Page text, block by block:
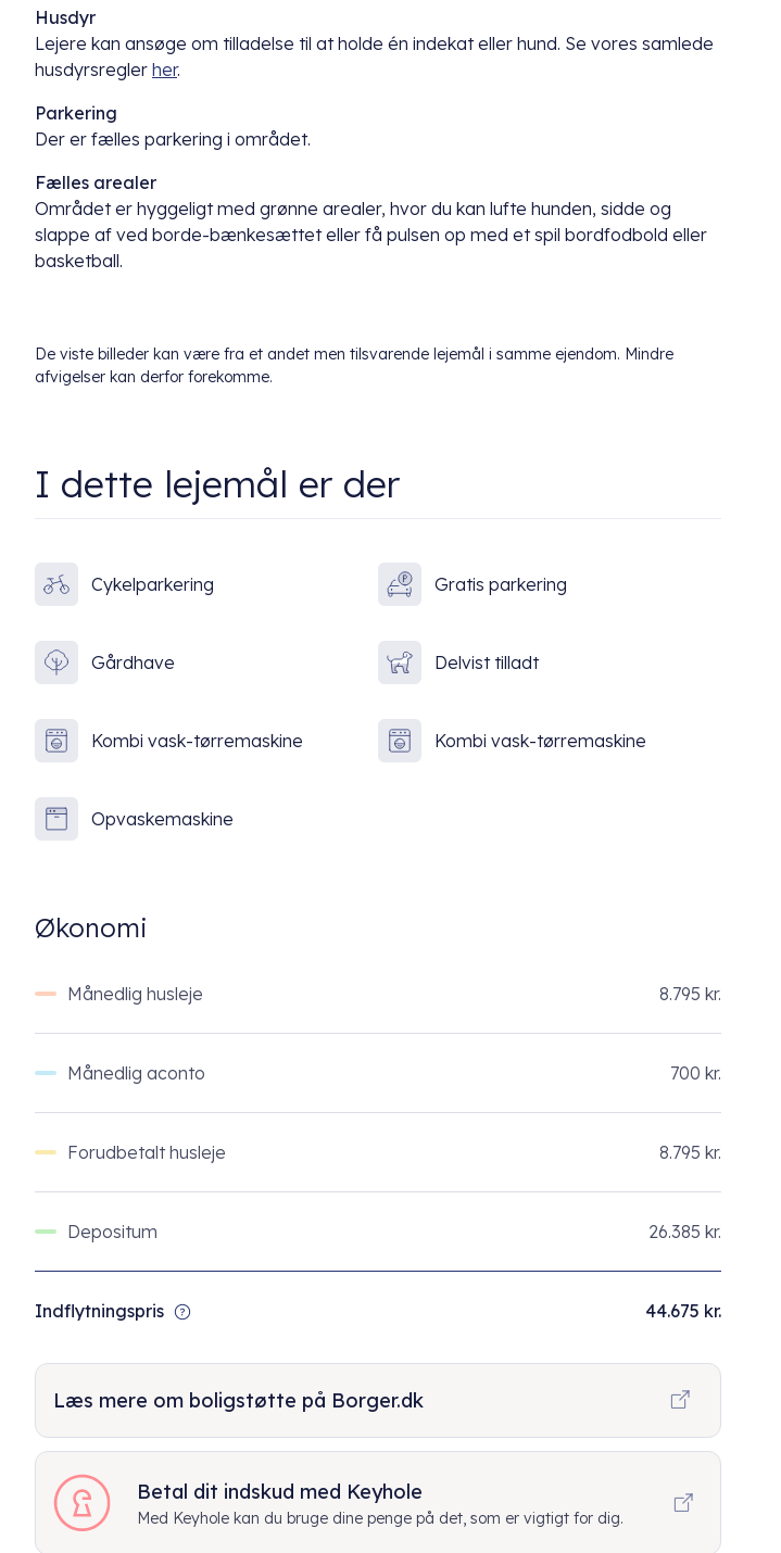
Husdyr
Lejere kan ansøge om tilladelse til at holde én indekat eller hund. Se vores samlede
husdyrsregler her.
Parkering
Der er fælles parkering i området.
Fælles arealer
Området er hyggeligt med grønne arealer, hvor du kan lufte hunden, sidde og
slappe af ved borde-bænkesættet eller få pulsen op med et spil bordfodbold eller
basketball.
De viste billeder kan være fra et andet men tilsvarende lejemål i samme ejendom. Mindre
afvigelser kan derfor forekomme.
I dette lejemål er der
Cykelparkering Gratis parkering
Gårdhave Delvist tilladt
Kombi vask-tørremaskine Kombi vask-tørremaskine
Opvaskemaskine
Økonomi
Månedlig husleje 8.795 kr.
Månedlig aconto 700 kr.
Forudbetalt husleje 8.795 kr.
Depositum 26.385 kr.
Indflytningspris 44.675 kr.
Læs mere om boligstøtte på Borger.dk
Betal dit indskud med Keyhole
Med Keyhole kan du bruge dine penge på det, som er vigtigt for dig.